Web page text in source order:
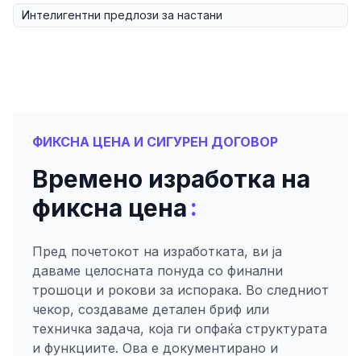
Интелигентни предлози за настани
ФИКСНА ЦЕНА И СИГУРЕН ДОГОВОР
Времено изработка на
фиксна цена:
Пред почетокот на изработката, ви ја
даваме целосната понуда со финални
трошоци и рокови за испорака. Во следниот
чекор, создаваме детален бриф или
техничка задача, која ги опфаќа структурата
и функциите. Ова е документирано и